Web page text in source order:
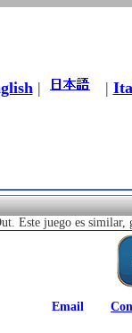
| |
Este juego es